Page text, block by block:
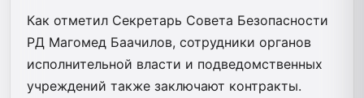
Как отметил Секретарь Совета Безопасности
РД Магомед Баачилов, сотрудники органов
исполнительной власти и подведомственных
учреждений также заключают контракты.